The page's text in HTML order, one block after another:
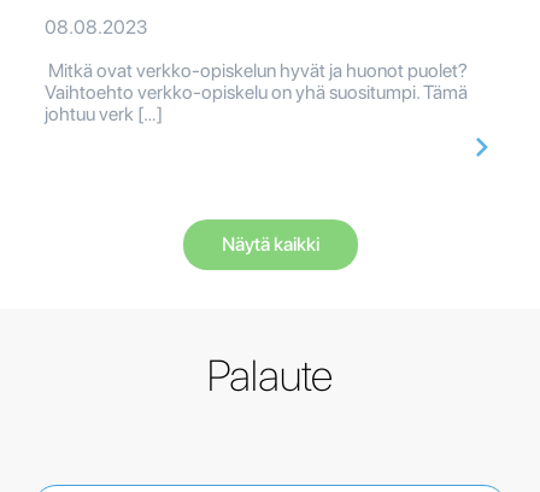
08.08.2023
Mitkä ovat verkko-opiskelun hyvät ja huonot puolet?
Vaihtoehto verkko-opiskelu on yhä suositumpi. Tämä
johtuu verk […]
Näytä kaikki
Palaute